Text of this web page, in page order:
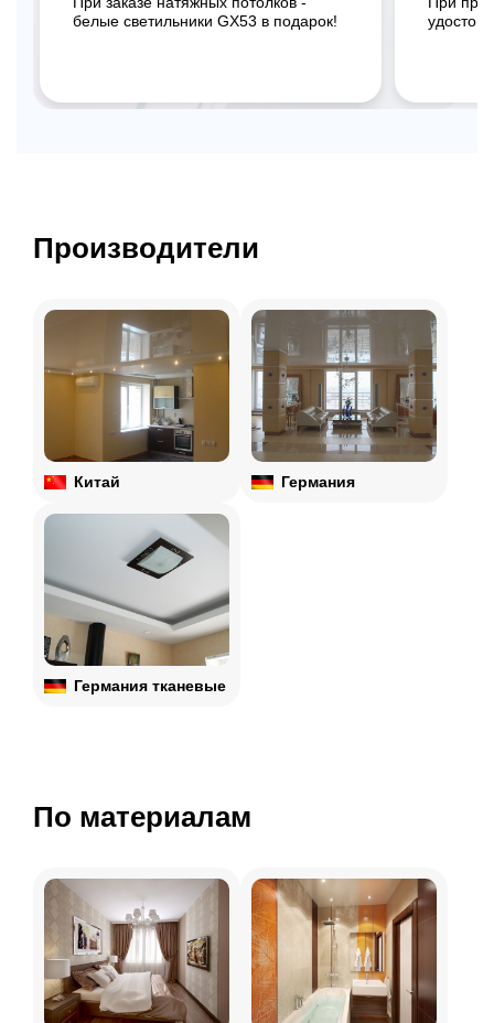
белые светильники GX53 в подарок!
Производители
Китай Германия
Германия тканевые
По материалам